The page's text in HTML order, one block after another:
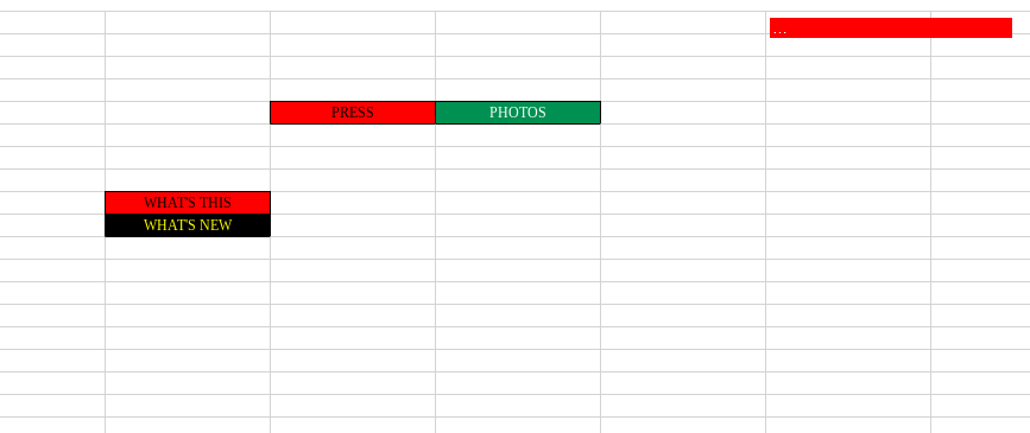
PRESS
PHOTOS
WHAT'S THIS
WHAT'S NEW